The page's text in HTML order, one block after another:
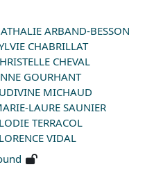
ARBAND-BESSON
CHABRILLAT
CHEVAL
GOURHANT
MICHAUD
LAURE SAUNIER
TERRACOL
VIDAL